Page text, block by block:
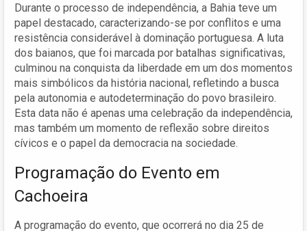
Durante o processo de independência, a Bahia teve um
papel destacado, caracterizando-se por conflitos e uma
resistência considerável à dominação portuguesa. A luta
dos baianos, que foi marcada por batalhas significativas,
culminou na conquista da liberdade em um dos momentos
mais simbólicos da história nacional, refletindo a busca
pela autonomia e autodeterminação do povo brasileiro.
Esta data não é apenas uma celebração da independência,
mas também um momento de reflexão sobre direitos
cívicos e o papel da democracia na sociedade.
Programação do Evento em
Cachoeira
A programação do evento, que ocorrerá no dia 25 de